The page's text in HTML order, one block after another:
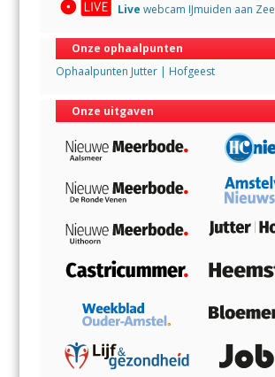
Live webcam IJmuiden aan Zee
Onze ophaalpunten
Ophaalpunten Jutter | Hofgeest
Onze uitgaven